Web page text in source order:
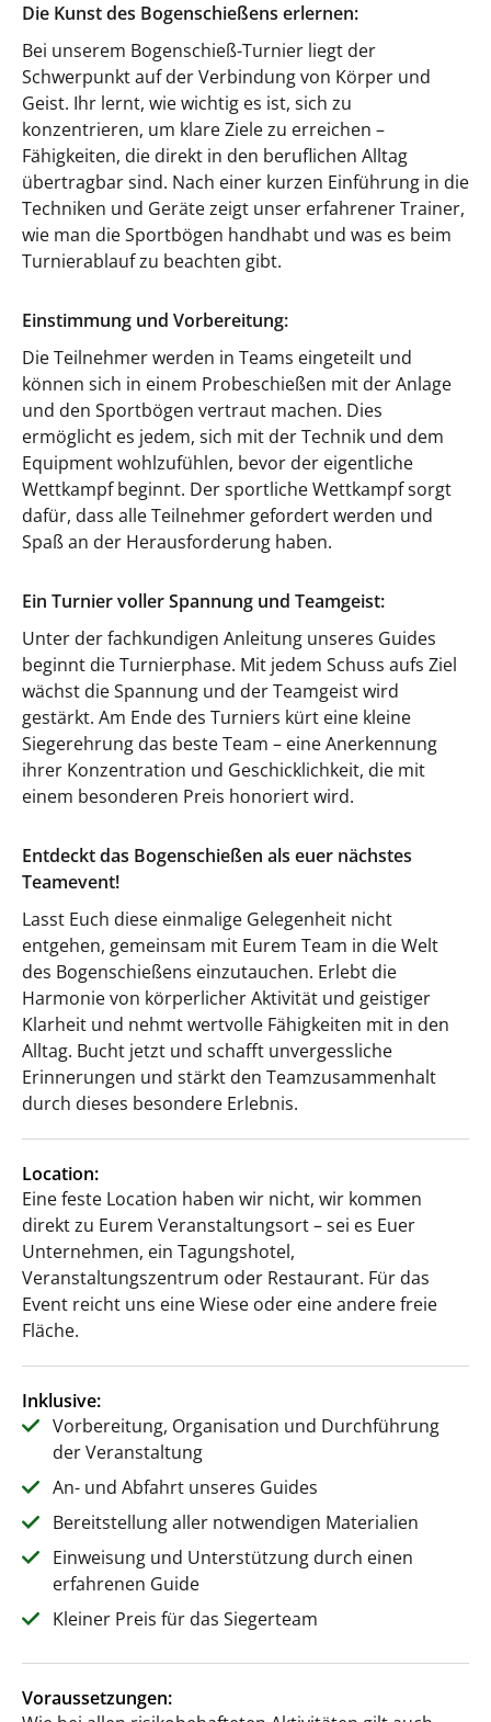
Die Kunst des Bogenschießens erlernen:
Bei unserem Bogenschieß-Turnier liegt der
Schwerpunkt auf der Verbindung von Körper und
Geist. Ihr lernt, wie wichtig es ist, sich zu
konzentrieren, um klare Ziele zu erreichen –
Fähigkeiten, die direkt in den beruflichen Alltag
übertragbar sind. Nach einer kurzen Einführung in die
Techniken und Geräte zeigt unser erfahrener Trainer,
wie man die Sportbögen handhabt und was es beim
Turnierablauf zu beachten gibt.
Einstimmung und Vorbereitung:
Die Teilnehmer werden in Teams eingeteilt und
können sich in einem Probeschießen mit der Anlage
und den Sportbögen vertraut machen. Dies
ermöglicht es jedem, sich mit der Technik und dem
Equipment wohlzufühlen, bevor der eigentliche
Wettkampf beginnt. Der sportliche Wettkampf sorgt
dafür, dass alle Teilnehmer gefordert werden und
Spaß an der Herausforderung haben.
Ein Turnier voller Spannung und Teamgeist:
Unter der fachkundigen Anleitung unseres Guides
beginnt die Turnierphase. Mit jedem Schuss aufs Ziel
wächst die Spannung und der Teamgeist wird
gestärkt. Am Ende des Turniers kürt eine kleine
Siegerehrung das beste Team – eine Anerkennung
ihrer Konzentration und Geschicklichkeit, die mit
einem besonderen Preis honoriert wird.
Entdeckt das Bogenschießen als euer nächstes
Teamevent!
Lasst Euch diese einmalige Gelegenheit nicht
entgehen, gemeinsam mit Eurem Team in die Welt
des Bogenschießens einzutauchen. Erlebt die
Harmonie von körperlicher Aktivität und geistiger
Klarheit und nehmt wertvolle Fähigkeiten mit in den
Alltag. Bucht jetzt und schafft unvergessliche
Erinnerungen und stärkt den Teamzusammenhalt
durch dieses besondere Erlebnis.
Location:
Eine feste Location haben wir nicht, wir kommen
direkt zu Eurem Veranstaltungsort – sei es Euer
Unternehmen, ein Tagungshotel,
Veranstaltungszentrum oder Restaurant. Für das
Event reicht uns eine Wiese oder eine andere freie
Fläche.
Inklusive:
Vorbereitung, Organisation und Durchführung
der Veranstaltung
An- und Abfahrt unseres Guides
Bereitstellung aller notwendigen Materialien
Einweisung und Unterstützung durch einen
erfahrenen Guide
Kleiner Preis für das Siegerteam
Voraussetzungen: